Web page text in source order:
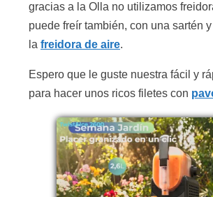
gracias a la Olla no utilizamos
puede freír también, con una sartén
la freidora de aire.
Espero que le guste nuestra fácil y
para hacer unos ricos filetes con